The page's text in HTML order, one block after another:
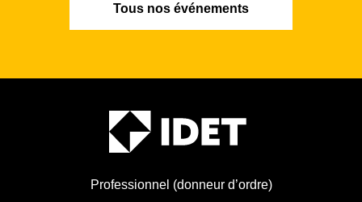
Tous nos événements
Professionnel (donneur d’ordre)